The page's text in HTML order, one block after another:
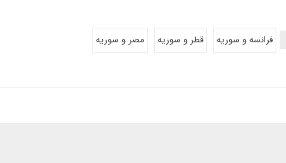
فرانسه و سوريه قطر و سوریه مصر و سوریه